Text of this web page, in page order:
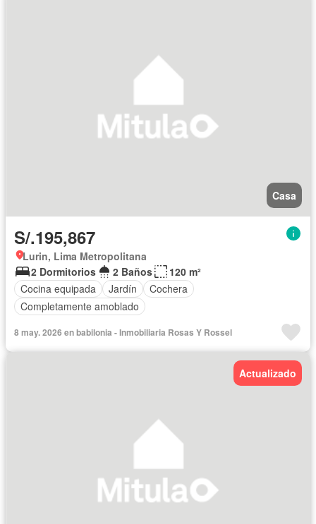
Casa
S/.195,867
Lurin, Lima Metropolitana
2 Dormitorios
2 Baños
120 m²
Cocina equipada
Jardín
Cochera
Completamente amoblado
8 may. 2026 en babilonia - Inmobiliaria Rosas Y Rossel
Actualizado